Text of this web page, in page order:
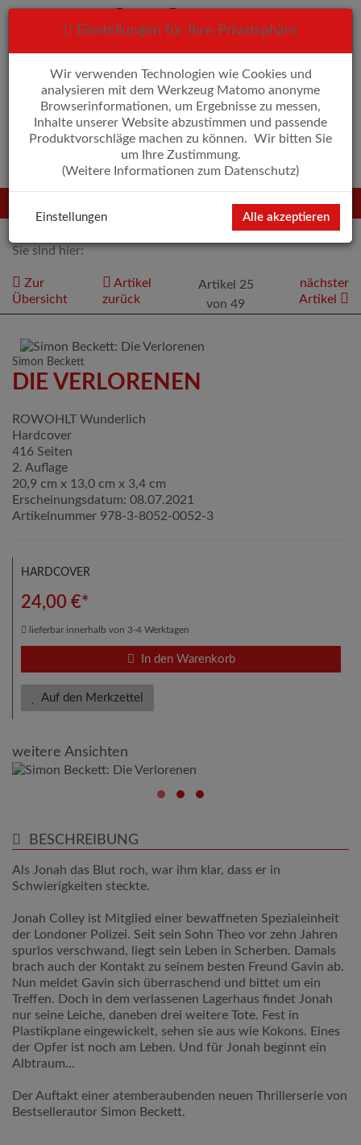
Anmelden Warenkorb 0
umschalten
Sie sind hier:
Zur
Übersicht
Artikel
zurück
Artikel 25
von 49
nächster
Artikel
Simon Beckett
DIE VERLORENEN
ROWOHLT Wunderlich
Hardcover
416 Seiten
2. Auflage
20,9 cm x 13,0 cm x 3,4 cm
Erscheinungsdatum: 08.07.2021
Artikelnummer 978-3-8052-0052-3
HARDCOVER
24,00 €*
lieferbar innerhalb von 3-4 Werktagen
In den Warenkorb
Auf den Merkzettel
weitere Ansichten
BESCHREIBUNG
Als Jonah das Blut roch, war ihm klar, dass er in
Schwierigkeiten steckte.
Jonah Colley ist Mitglied einer bewaffneten Spezialeinheit
der Londoner Polizei. Seit sein Sohn Theo vor zehn Jahren
spurlos verschwand, liegt sein Leben in Scherben. Damals
brach auch der Kontakt zu seinem besten Freund Gavin ab.
Nun meldet Gavin sich überraschend und bittet um ein
Treffen. Doch in dem verlassenen Lagerhaus findet Jonah
nur seine Leiche, daneben drei weitere Tote. Fest in
Plastikplane eingewickelt, sehen sie aus wie Kokons. Eines
der Opfer ist noch am Leben. Und für Jonah beginnt ein
Albtraum...
Der Auftakt einer atemberaubenden neuen Thrillerserie von
Bestsellerautor Simon Beckett.
Einstellungen für Ihre Privatsphäre
Wir verwenden Technologien wie Cookies und
analysieren mit dem Werkzeug Matomo anonyme
Browserinformationen, um Ergebnisse zu messen,
Inhalte unserer Website abzustimmen und passende
Produktvorschläge machen zu können. Wir bitten Sie
um Ihre Zustimmung.
(Weitere Informationen zum Datenschutz)
Alle akzeptieren
Einstellungen